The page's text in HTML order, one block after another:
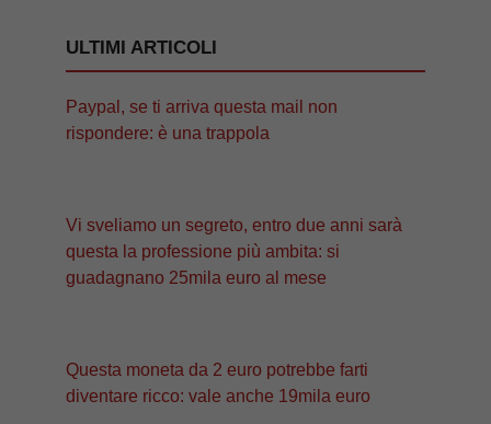
ULTIMI ARTICOLI
Paypal, se ti arriva questa mail non
rispondere: è una trappola
Vi sveliamo un segreto, entro due anni sarà
questa la professione più ambita: si
guadagnano 25mila euro al mese
Questa moneta da 2 euro potrebbe farti
diventare ricco: vale anche 19mila euro